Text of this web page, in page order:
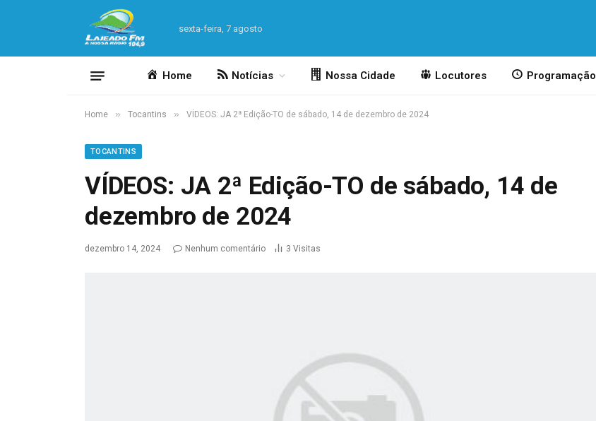
sexta-feira, 7 agosto
Home Notícias Nossa Cidade Locutores Programação
Home » Tocantins » VÍDEOS: JA 2ª Edição-TO de sábado, 14 de dezembro de 2024
TOCANTINS
VÍDEOS: JA 2ª Edição-TO de sábado, 14 de
dezembro de 2024
dezembro 14, 2024 Nenhum comentário 3 Visitas